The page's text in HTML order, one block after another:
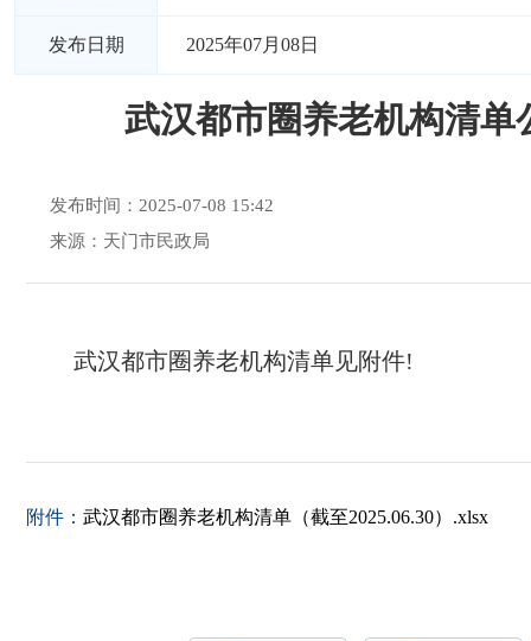
发布日期 2025年07月08日
武汉都市圈养老机构清单
发布时间：2025-07-08 15:42
来源：天门市民政局
武汉都市圈养老机构清单见附件!
附件： 武汉都市圈养老机构清单（截至2025.06.30）.xlsx